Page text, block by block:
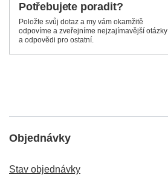
Potřebujete poradit?
Položte svůj dotaz a my vám okamžitě
odpovíme a zveřejníme nejzajímavější otázky
a odpovědi pro ostatní.
Objednávky
Stav objednávky